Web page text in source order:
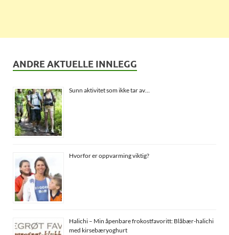
ANDRE AKTUELLE INNLEGG
Sunn aktivitet som ikke tar av…
Hvorfor er oppvarming viktig?
Halichi – Min åpenbare frokostfavoritt: Blåbær-halichi
med kirsebæryoghurt